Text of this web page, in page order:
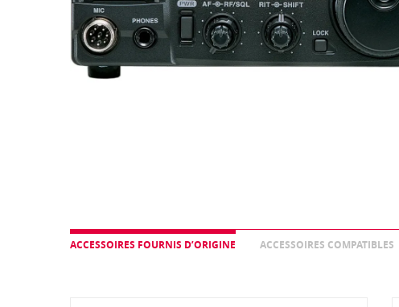
ACCESSOIRES FOURNIS D’ORIGINE ACCESSOIRES COMPATIBLES